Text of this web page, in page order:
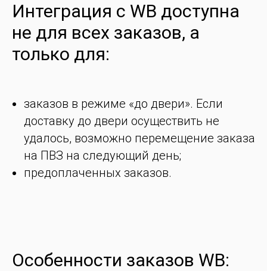
Интеграция с WB доступна
не для всех заказов, а
только для:
заказов в режиме «до двери». Если
доставку до двери осуществить не
удалось, возможно перемещение заказа
на ПВЗ на следующий день;
предоплаченных заказов.
Особенности заказов WB: